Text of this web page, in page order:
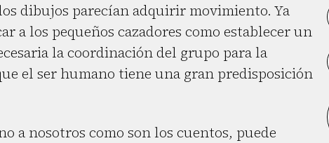
dibujos parecían adquirir movimiento. Ya
a los pequeños cazadores como establecer un
la coordinación del grupo para la
el ser humano tiene una gran predisposición
a nosotros como son los cuentos, puede